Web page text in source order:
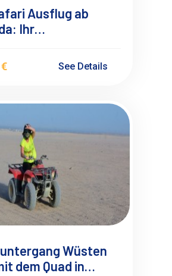
Ausflug ab
Ihr
See Details
Wüsten
dem Quad in